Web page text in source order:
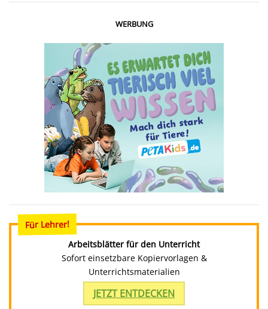
WERBUNG
Für Lehrer!
Arbeitsblätter für den Unterricht
Sofort einsetzbare Kopiervorlagen &
Unterrichtsmaterialien
JETZT ENTDECKEN